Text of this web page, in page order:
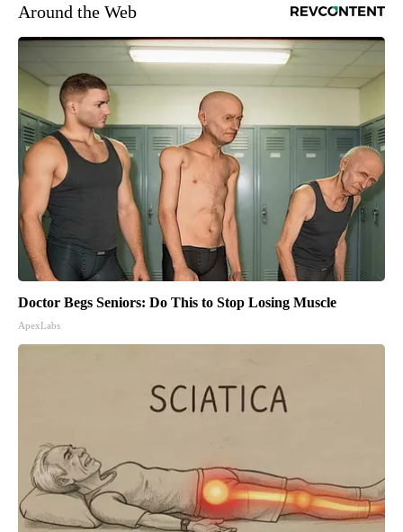
Around the Web
Doctor Begs Seniors: Do This to Stop Losing Muscle
ApexLabs